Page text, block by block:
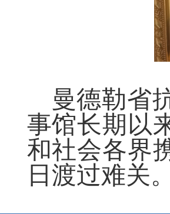
曼德勒省
事馆长期以
和社会各界
日渡过难关。